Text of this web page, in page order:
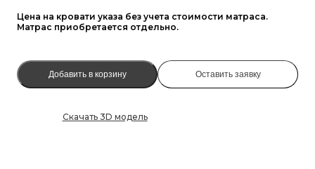
Цена на кровати указа без учета стоимости матраса.
Матрас приобретается отдельно.
Добавить в корзину Оставить заявку
Скачать 3D модель